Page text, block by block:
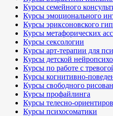
Курсы семейного
Курсы эмоционального
Курсы эриксоновского
Курсы метафорических
Курсы сексологии
Курсы арт-терапии для
Курсы детской
Курсы по работе с
Курсы когнитивно-
Курсы свободного
Курсы профайлинга
Курсы телесно-
Курсы психосоматики